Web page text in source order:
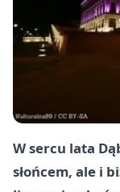
W sercu lata
słońcem, ale i